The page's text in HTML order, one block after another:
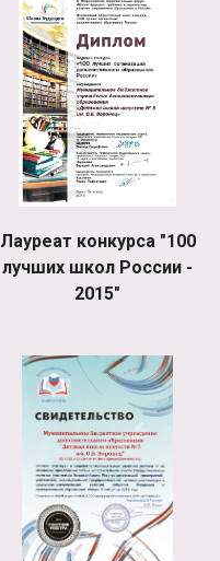
Лауреат конкурса "100
лучших школ России -
2015"